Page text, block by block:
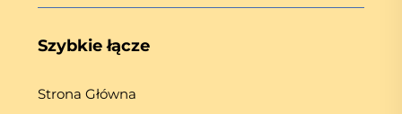
Szybkie łącze
Strona Główna